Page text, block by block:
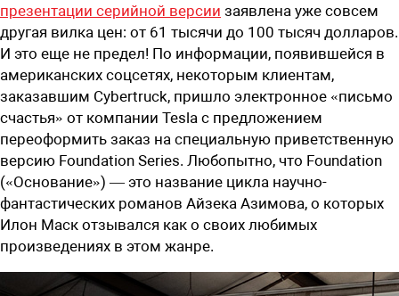
презентации серийной версии заявлена уже совсем
другая вилка цен: от 61 тысячи до 100 тысяч долларов.
И это еще не предел! По информации, появившейся в
американских соцсетях, некоторым клиентам,
заказавшим Cybertruck, пришло электронное «письмо
счастья» от компании Tesla с предложением
переоформить заказ на специальную приветственную
версию Foundation Series. Любопытно, что Foundation
(«Основание») — это название цикла научно-
фантастических романов Айзека Азимова, о которых
Илон Маск отзывался как о своих любимых
произведениях в этом жанре.